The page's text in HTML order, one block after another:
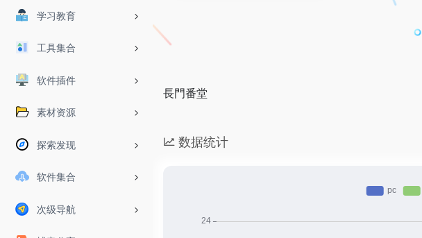
学习教育
工具集合
软件插件
素材资源
探索发现
软件集合
次级导航
長門番堂
数据统计